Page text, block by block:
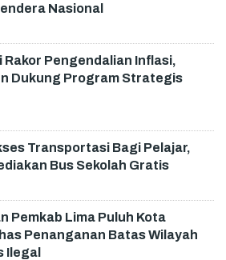
Nasional
Rakor Pengendalian Inflasi,
Dukung Program Strategis
Transportasi Bagi Pelajar,
Bus Sekolah Gratis
Pemkab Lima Puluh Kota
Penanganan Batas Wilayah
Ilegal